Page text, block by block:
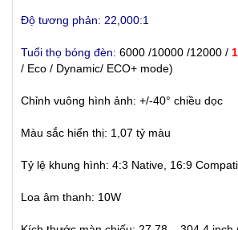
Độ tương phản: 22,000:1
Tuổi thọ bóng đèn: 6000 /10000 /12000 /
/ Eco / Dynamic/ ECO+ mode)
Chỉnh vuông hình ảnh: +/-40° chiều dọc
Màu sắc hiển thị: 1,07 tỷ màu
Tỷ lệ khung hình: 4:3 Native, 16:9
Loa âm thanh: 10W